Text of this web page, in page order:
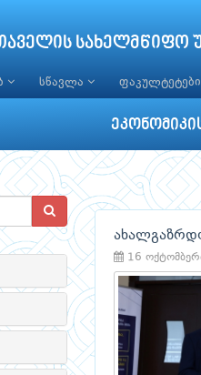
სახელმწიფო
სწავლა ფაკულტეტები
16